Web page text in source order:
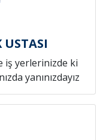
USTASI
iş yerlerinizde ki
yanınızdayız